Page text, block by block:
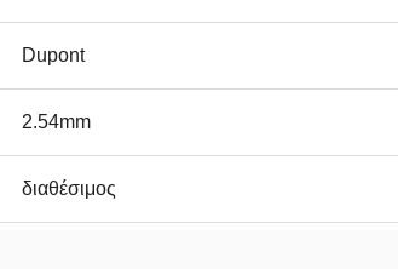
Dupont
2.54mm
διαθέσιμος